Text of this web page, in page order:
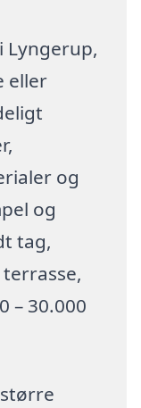
Lyngerup,
eller
og
og
tag,
– 30.000